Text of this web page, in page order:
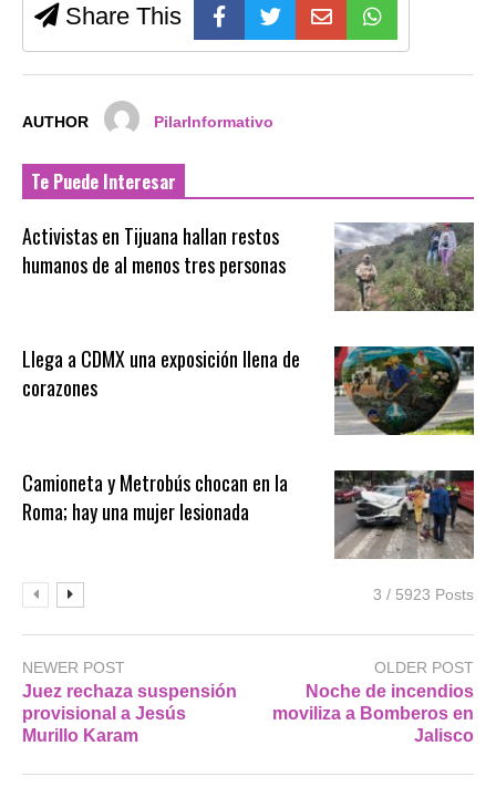
Share This
AUTHOR PilarInformativo
Te Puede Interesar
Activistas en Tijuana hallan restos
humanos de al menos tres personas
Llega a CDMX una exposición llena de
corazones
Camioneta y Metrobús chocan en la
Roma; hay una mujer lesionada
3 / 5923 Posts
NEWER POST
Juez rechaza suspensión
provisional a Jesús
Murillo Karam
OLDER POST
Noche de incendios
moviliza a Bomberos en
Jalisco